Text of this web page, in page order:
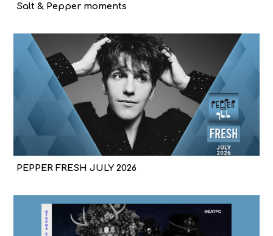
Salt & Pepper moments
PEPPER FRESH JULY 2026